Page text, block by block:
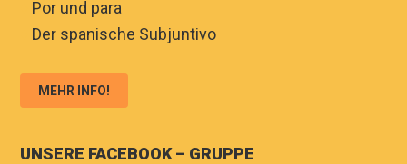
Por und para
Der spanische Subjuntivo
MEHR INFO!
UNSERE FACEBOOK – GRUPPE